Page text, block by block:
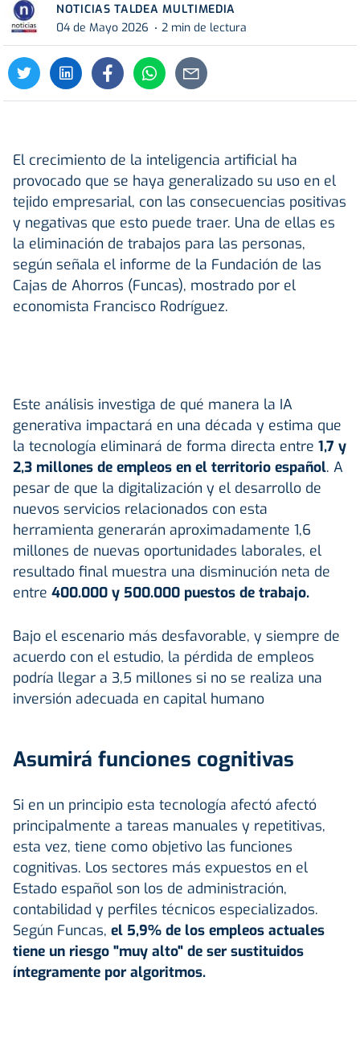
NOTICIAS TALDEA MULTIMEDIA
04 de Mayo 2026
2 min de lectura
El crecimiento de la inteligencia artificial ha
provocado que se haya generalizado su uso en el
tejido empresarial, con las consecuencias positivas
y negativas que esto puede traer. Una de ellas es
la eliminación de trabajos para las personas,
según señala el informe de la Fundación de las
Cajas de Ahorros (Funcas), mostrado por el
economista Francisco Rodríguez.
Este análisis investiga de qué manera la IA
generativa impactará en una década y estima que
la tecnología eliminará de forma directa entre 1,7 y
2,3 millones de empleos en el territorio español. A
pesar de que la digitalización y el desarrollo de
nuevos servicios relacionados con esta
herramienta generarán aproximadamente 1,6
millones de nuevas oportunidades laborales, el
resultado final muestra una disminución neta de
entre 400.000 y 500.000 puestos de trabajo.
Bajo el escenario más desfavorable, y siempre de
acuerdo con el estudio, la pérdida de empleos
podría llegar a 3,5 millones si no se realiza una
inversión adecuada en capital humano
Asumirá funciones cognitivas
Si en un principio esta tecnología afectó afectó
principalmente a tareas manuales y repetitivas,
esta vez, tiene como objetivo las funciones
cognitivas. Los sectores más expuestos en el
Estado español son los de administración,
contabilidad y perfiles técnicos especializados.
Según Funcas, el 5,9% de los empleos actuales
tiene un riesgo "muy alto" de ser sustituidos
íntegramente por algoritmos.